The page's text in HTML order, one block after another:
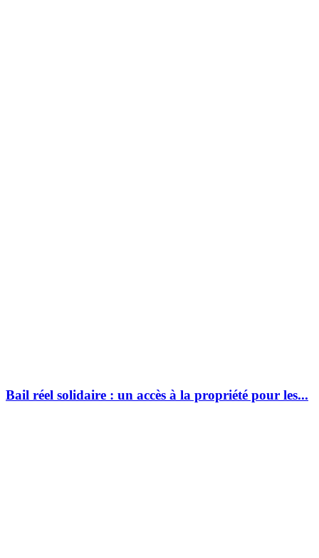
Bail réel solidaire : un accès à la propriété pour les...